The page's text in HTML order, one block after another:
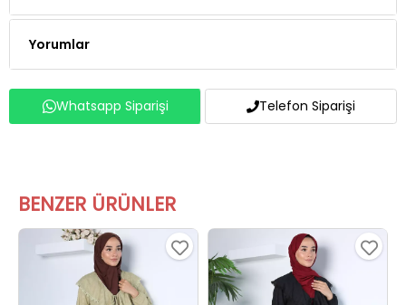
Yorumlar
Whatsapp Siparişi Telefon Siparişi
BENZER ÜRÜNLER